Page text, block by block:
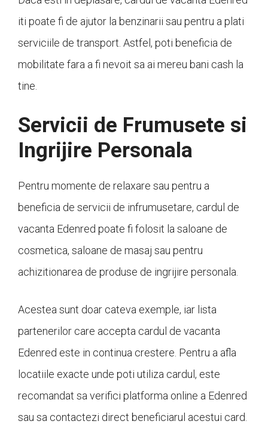
iti poate fi de ajutor la benzinarii sau pentru a plati
serviciile de transport. Astfel, poti beneficia de
mobilitate fara a fi nevoit sa ai mereu bani cash la
tine.
Servicii de Frumusete si
Ingrijire Personala
Pentru momente de relaxare sau pentru a
beneficia de servicii de infrumusetare, cardul de
vacanta Edenred poate fi folosit la saloane de
cosmetica, saloane de masaj sau pentru
achizitionarea de produse de ingrijire personala.
Acestea sunt doar cateva exemple, iar lista
partenerilor care accepta cardul de vacanta
Edenred este in continua crestere. Pentru a afla
locatiile exacte unde poti utiliza cardul, este
recomandat sa verifici platforma online a Edenred
sau sa contactezi direct beneficiarul acestui card.